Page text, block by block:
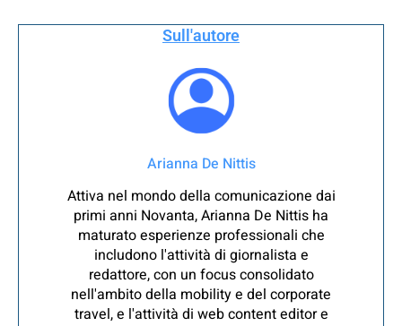
Sull'autore
Arianna De Nittis
Attiva nel mondo della comunicazione dai
primi anni Novanta, Arianna De Nittis ha
maturato esperienze professionali che
includono l'attività di giornalista e
redattore, con un focus consolidato
nell'ambito della mobility e del corporate
travel, e l'attività di web content editor e